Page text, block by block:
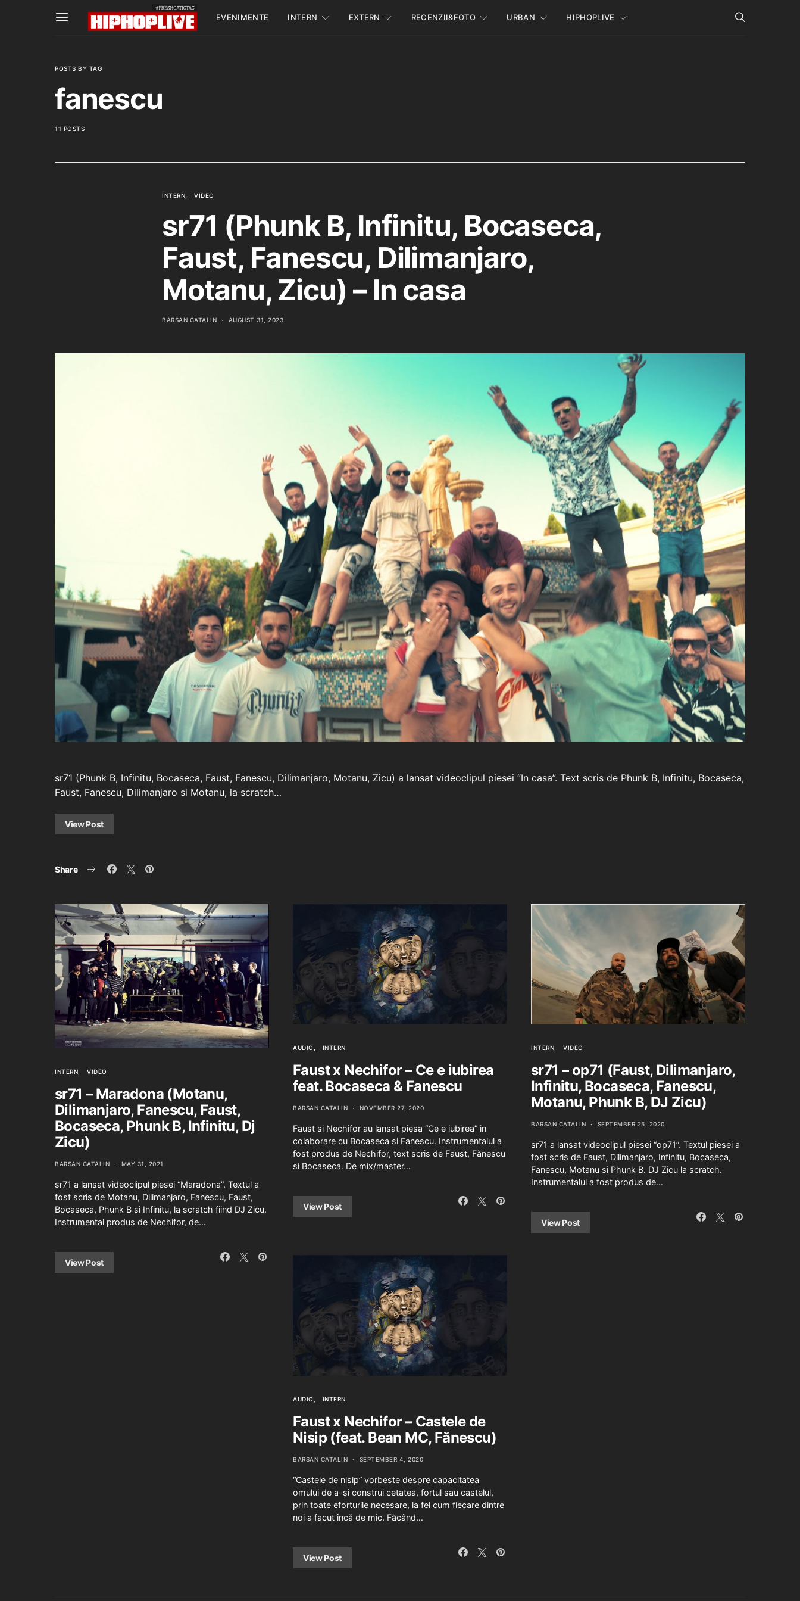
EVENIMENTE INTERN EXTERN RECENZII&FOTO URBAN HIPHOPLIVE
POSTS BY TAG
fanescu
11 POSTS
INTERN VIDEO
sr71 (Phunk B, Infinitu, Bocaseca,
Faust, Fanescu, Dilimanjaro,
Motanu, Zicu) – In casa
BARSAN CATALIN AUGUST 31, 2023
sr71 (Phunk B, Infinitu, Bocaseca, Faust, Fanescu, Dilimanjaro, Motanu, Zicu) a lansat videoclipul piesei “In casa”. Text scris de Phunk B, Infinitu, Bocaseca,
Faust, Fanescu, Dilimanjaro si Motanu, la scratch…
View Post
Share
INTERN VIDEO
sr71 – Maradona (Motanu,
Dilimanjaro, Fanescu, Faust,
Bocaseca, Phunk B, Infinitu, Dj
Zicu)
BARSAN CATALIN MAY 31, 2021
sr71 a lansat videoclipul piesei “Maradona”. Textul a
fost scris de Motanu, Dilimanjaro, Fanescu, Faust,
Bocaseca, Phunk B si Infinitu, la scratch fiind DJ Zicu.
Instrumental produs de Nechifor, de…
View Post
AUDIO INTERN
Faust x Nechifor – Ce e iubirea
feat. Bocaseca & Fanescu
BARSAN CATALIN NOVEMBER 27, 2020
Faust si Nechifor au lansat piesa “Ce e iubirea” in
colaborare cu Bocaseca si Fanescu. Instrumentalul a
fost produs de Nechifor, text scris de Faust, Fănescu
si Bocaseca. De mix/master…
View Post
AUDIO INTERN
Faust x Nechifor – Castele de
Nisip (feat. Bean MC, Fănescu)
BARSAN CATALIN SEPTEMBER 4, 2020
“Castele de nisip” vorbeste despre capacitatea
omului de a-și construi cetatea, fortul sau castelul,
prin toate eforturile necesare, la fel cum fiecare dintre
noi a facut încă de mic. Făcând…
View Post
INTERN VIDEO
sr71 – op71 (Faust, Dilimanjaro,
Infinitu, Bocaseca, Fanescu,
Motanu, Phunk B, DJ Zicu)
BARSAN CATALIN SEPTEMBER 25, 2020
sr71 a lansat videoclipul piesei “op71”. Textul piesei a
fost scris de Faust, Dilimanjaro, Infinitu, Bocaseca,
Fanescu, Motanu si Phunk B. DJ Zicu la scratch.
Instrumentalul a fost produs de…
View Post